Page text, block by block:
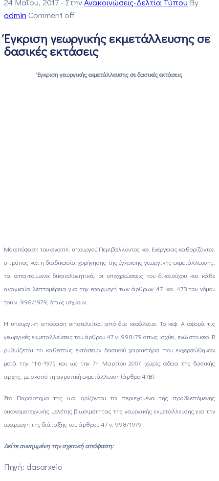
admin Comment off
Έγκριση γεωργικής εκμετάλλευσης σε
δασικές εκτάσεις
Έγκριση γεωργικής εκμετάλλευσης σε δασικές εκτάσεις
Με απόφαση του αναπλ. υπουργού Περιβάλλοντος και Ενέργειας καθορίζονται
ο τρόπος και η διαδικασία χορήγησης της έγκρισης γεωργικής εκμετάλλευσης,
τα απαιτούμενα δικαιολογητικά, οι υποχρεώσεεις του δικαιούχου και κάθε
αναγκαία λεπτομέρεια για την εφαρμογή των άρθρων 47 και 47Β του νόμου
του ν. 998/1979, όπως ισχύουν.
Η υπουργική απόφαση αποτελείται από δυο κεφάλαια. Το κεφ. Α αφορά τις
γεωργικές εκμεταλλεύσεις του άρθρου 47 ν. 998/79 όπως ισχύει, ενώ στο κεφ. Β
ρυθμίζεται το καθεστώς εκτάσεων δασικού χαρακτήρα που εκχερσώθηκαν
μετά την 11-6-1975 και ως την 7η Μαρτίου 2007, χωρίς άδεια της δασικής
αρχής, με σκοπό τη αγροτική εκμετάλλευση (άρθρο 47Β).
Στο Παράρτημα της υ.α. ορίζονται τα περιεχόμενα της προβλεπόμενης
οικονομοτεχνικής μελέτης βιωσιμότητας της γεωργικής εκμετάλλευσης για την
εφαρμογή της διάταξης του άρθρου 47 ν. 998/1979
Δείτε συνημμένη την σχετική απόφαση:
Πηγή: dasarxeio